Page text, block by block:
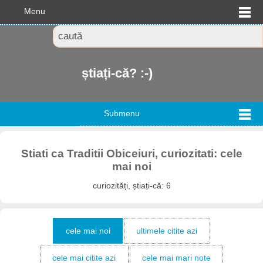
Menu
știați-că? :-)
Submenu
Stiati ca Traditii Obiceiuri, curiozitati: cele
mai noi
curiozități, știați-că: 6
cele mai noi ultimele citite azi
cele mai citite azi cele mai mari note